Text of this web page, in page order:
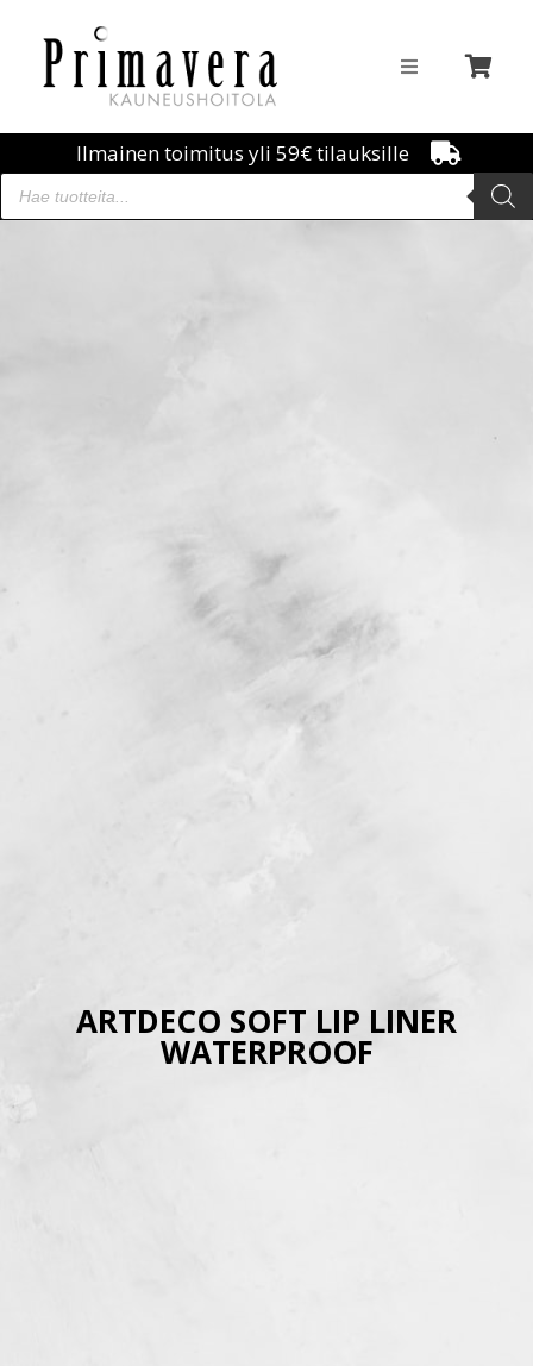
Ilmainen toimitus yli 59€ tilauksille
ARTDECO SOFT LIP LINER
WATERPROOF